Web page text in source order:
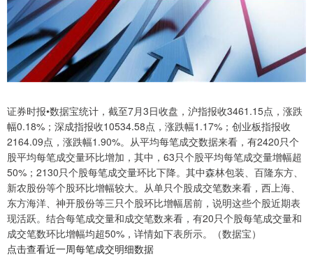
证券时报•数据宝统计，截至7月3日收盘，沪指报收3461.15点，涨跌
幅0.18%；深成指报收10534.58点，涨跌幅1.17%；创业板指报收
2164.09点，涨跌幅1.90%。从平均每笔成交数据来看，有2420只个
股平均每笔成交量环比增加，其中，63只个股平均每笔成交量增幅超
50%；2130只个股每笔成交量环比下降。其中森林包装、百隆东方、
新农股份等个股环比增幅较大。从单只个股成交笔数来看，西上海、
东方海洋、神开股份等三只个股环比增幅居前，说明这些个股近期表
现活跃。结合每笔成交量和成交笔数来看，有20只个股每笔成交量和
成交笔数环比增幅均超50%，详情如下表所示。（数据宝）
点击查看近一周每笔成交明细数据